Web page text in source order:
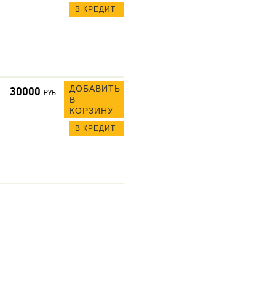
В КРЕДИТ
30000 РУБ
ДОБАВИТЬ
В
КОРЗИНУ
В КРЕДИТ